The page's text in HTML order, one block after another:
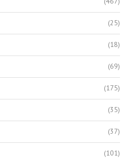
(25)
(18)
(69)
(175)
(35)
(37)
(101)